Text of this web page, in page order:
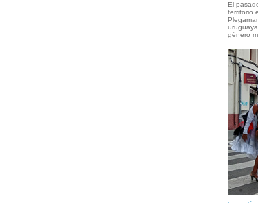
El
territorio
género